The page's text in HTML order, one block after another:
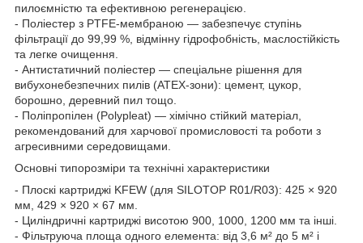
пилоємністю та ефективною регенерацією.
- Поліестер з PTFE-мембраною — забезпечує ступінь
фільтрації до 99,99 %, відмінну гідрофобність, маслостійкість
та легке очищення.
- Антистатичний поліестер — спеціальне рішення для
вибухонебезпечних пилів (ATEX-зони): цемент, цукор,
борошно, деревний пил тощо.
- Поліпропілен (Polypleat) — хімічно стійкий матеріал,
рекомендований для харчової промисловості та роботи з
агресивними середовищами.
Основні типорозміри та технічні характеристики
- Плоскі картриджі KFEW (для SILOTOP R01/R03): 425 × 920
мм, 429 × 920 × 67 мм.
- Циліндричні картриджі висотою 900, 1000, 1200 мм та інші.
- Фільтруюча площа одного елемента: від 3,6 м² до 5 м² і